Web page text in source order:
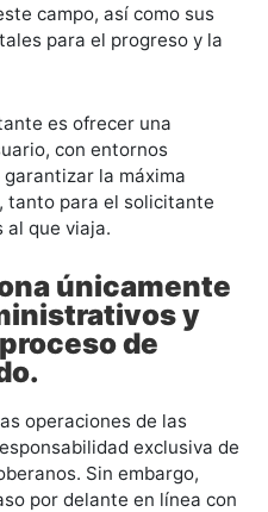
campo, así como sus
para el progreso y la
es ofrecer una
con entornos
la máxima
tanto para el solicitante
al que viaja.
únicamente
y
de
operaciones de las
exclusiva de
Sin embargo,
por delante en línea con